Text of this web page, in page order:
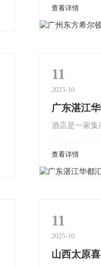
查看详情
11
2025-10
广东湛江
酒店是一家集
美，格调高雅
康乐休闲设
查看详情
11
2025-10
山西太原